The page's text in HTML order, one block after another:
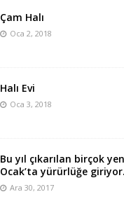
Çam Halı
Oca 2, 2018
Halı Evi
Oca 3, 2018
Bu yıl çıkarılan birçok
Ocak’ta yürürlüğe giriyor.
Ara 30, 2017